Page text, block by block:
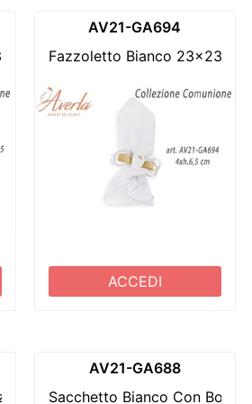
Con Applicazione Magnete
AV21-GA694
Fazzoletto Bianco 23x23
ACCEDI
Macramè 9xh.12 Cm Completo
AV21-GA688
Sacchetto Bianco Con